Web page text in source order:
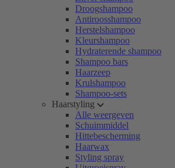
Droogshampoo
Antiroosshampoo
Herstelshampoo
Kleurshampoo
Hydraterende shampoo
Shampoo bars
Haarzeep
Krulshampoo
Shampoo-sets
Haarstyling
Alle weergeven
Schuimmiddel
Hittebescherming
Haarwax
Styling spray